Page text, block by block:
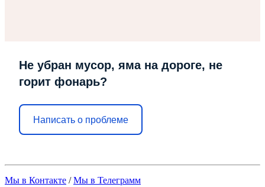
Не убран мусор, яма на дороге, не
горит фонарь?
Написать о проблеме
Мы в Контакте /Мы в Телеграмм